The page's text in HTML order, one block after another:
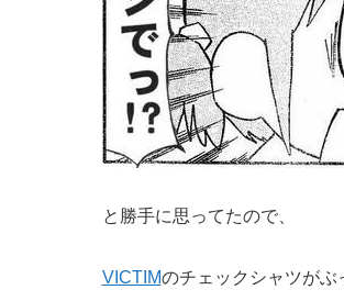
と勝手に思ってたので、
VICTIMのチェックシャツが